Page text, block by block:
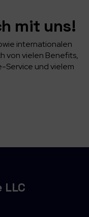
mit uns!
internationalen
von vielen Benefits,
Service und vielem